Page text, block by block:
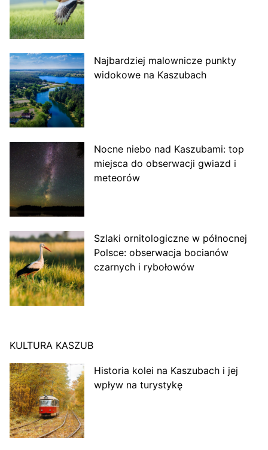
Najbardziej malownicze punkty
widokowe na Kaszubach
Nocne niebo nad Kaszubami: top
miejsca do obserwacji gwiazd i
meteorów
Szlaki ornitologiczne w północnej
Polsce: obserwacja bocianów
czarnych i rybołowów
KULTURA KASZUB
Historia kolei na Kaszubach i jej
wpływ na turystykę